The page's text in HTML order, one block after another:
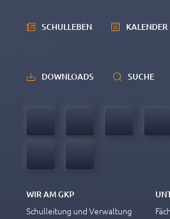
SCHULLEBEN KALENDER
DOWNLOADS SUCHE
WIR AM GKP
Schulleitung und Verwaltung